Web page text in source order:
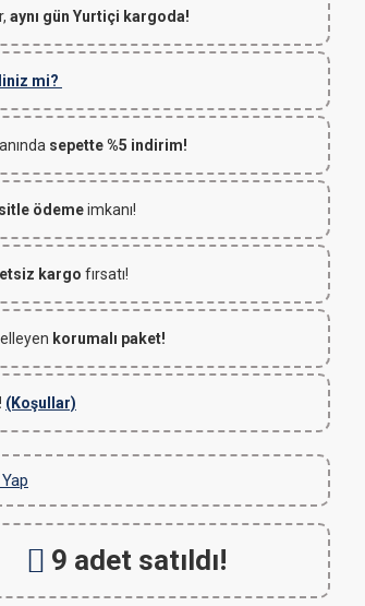
aynı gün Yurtiçi kargoda!
mi?
sepette %5 indirim!
ödemeimkanı!
kargo fırsatı!
korumalı paket!
(Koşullar)
9 adet satıldı!